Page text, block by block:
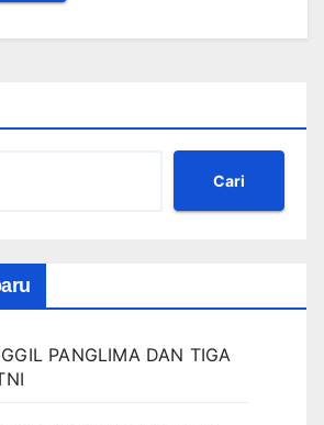
Cari
PANGLIMA DAN TIGA